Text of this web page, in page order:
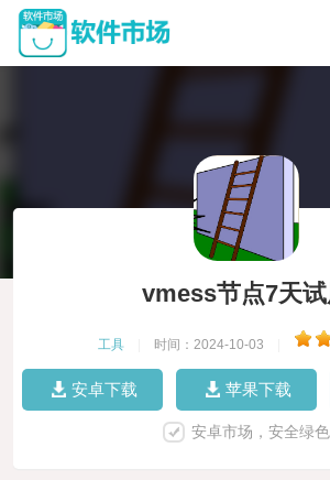
vmess节点7天试
工具 时间：2024-10-03
安卓下载 苹果下载
安卓市场，安全绿色